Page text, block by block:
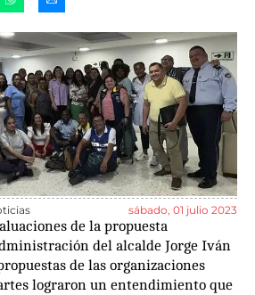
sábado, 01 julio 2023
de la propuesta
del alcalde Jorge Iván
de las organizaciones
lograron un entendimiento que